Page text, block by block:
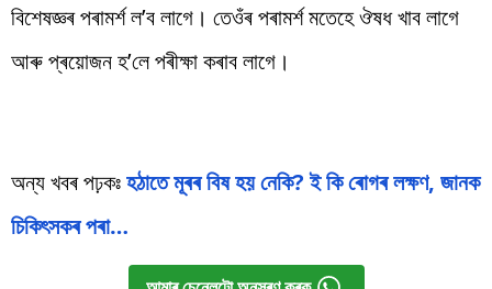
বিশেষজ্ঞৰ পৰামৰ্শ ল’ব লাগে। তেওঁৰ পৰামৰ্শ মতেহে ঔষধ খাব লাগে
আৰু প্ৰয়োজন হ’লে পৰীক্ষা কৰাব লাগে।
অন্য খবৰ পঢ়কঃহঠাতে মূৰৰ বিষ হয় নেকি? ই কি ৰোগৰ লক্ষণ, জানক
চিকিৎসকৰ পৰা…